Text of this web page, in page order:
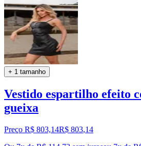
+ 1 tamanho
Vestido espartilho efeito
gueixa
Preço R$ 803,14R$ 803,14